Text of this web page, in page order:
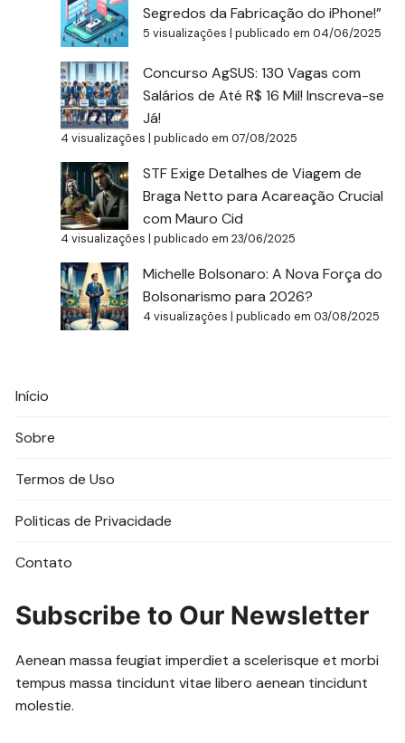
Segredos da Fabricação do iPhone!”
5 visualizações |publicado em 04/06/2025
Concurso AgSUS: 130 Vagas com
Salários de Até R$ 16 Mil! Inscreva-se
Já!
4 visualizações |publicado em 07/08/2025
STF Exige Detalhes de Viagem de
Braga Netto para Acareação Crucial
com Mauro Cid
4 visualizações |publicado em 23/06/2025
Michelle Bolsonaro: A Nova Força do
Bolsonarismo para 2026?
4 visualizações |publicado em 03/08/2025
Início
Sobre
Termos de Uso
Politicas de Privacidade
Contato
Subscribe to Our Newsletter
Aenean massa feugiat imperdiet a scelerisque et morbi
tempus massa tincidunt vitae libero aenean tincidunt
molestie.